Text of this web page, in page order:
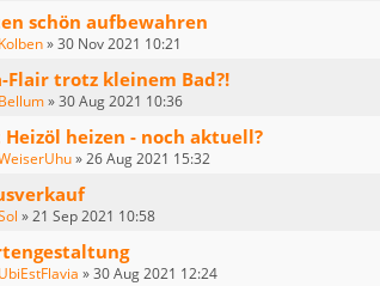
schön aufbewahren
Kolben»30 Nov 2021 10:21
Flair trotz kleinem Bad?!
Bellum»30 Aug 2021 10:36
heizen - noch aktuell?
»26 Aug 2021 15:32
»21 Sep 2021 10:58
UbiEstFlavia »30 Aug 2021 12:24